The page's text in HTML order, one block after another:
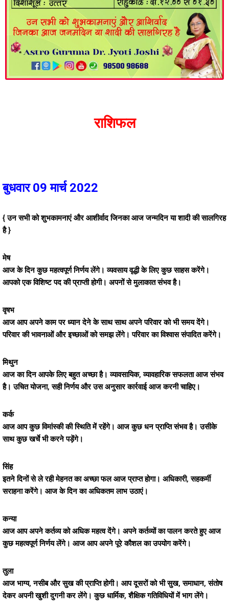
राशिफल
बुधवार 09 मार्च 2022
{ उन सभी को शुभकामनाएं और आशीर्वाद जिनका आज जन्मदिन या शादी की सालगिरह
है }
मेष
आज के दिन कुछ महत्वपूर्ण निर्णय लेंगे। व्यवसाय वृद्धी के लिए कुछ साहस करेंगे।
आपको एक विशिष्ट पद की प्राप्ती होगी। अपनों से मुलाकात संभव है।
वृषभ
आज आप अपने काम पर ध्यान देने के साथ साथ अपने परिवार को भी समय देंगे।
परिवार की भावनाओं और इच्छाओं को समझ लेंगे। परिवार का विश्वास संपादित करेंगे।
मिथुन
आज का दिन आपके लिए बहुत अच्छा है। व्यावसायिक, व्यावहारिक सफलता आज संभव
है। उचित योजना, सही निर्णय और उस अनुसार कार्रवाई आज करनी चाहिए।
कर्क
आज आप कुछ विमांस्की की स्थिति में रहेंगे। आज कुछ धन प्राप्ति संभव है। उसीके
साथ कुछ खर्चे भी करने पड़ेंगे।
सिंह
इतने दिनों से ले रही मेहनत का अच्छा फल आज प्राप्त होगा। अधिकारी, सहकर्मी
सराहना करेंगे। आज के दिन का अधिकतम लाभ उठाएं।
कन्या
आज आप अपने कर्तव्य को अधिक महत्व देंगे। अपने कर्तव्यों का पालन करते हुए आज
कुछ महत्वपूर्ण निर्णय लेंगे। आज आप अपने पूरे कौशल का उपयोग करेंगे।
तुला
आज भाग्य, नसीब और सुख की प्राप्ति होगी। आप दूसरों को भी सुख, समाधान, संतोष
देकर अपनी खुशी दुगनी कर लेंगे। कुछ धार्मिक, शैक्षिक गतिविधियों में भाग लेंगे।